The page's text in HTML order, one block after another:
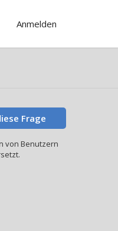
Anmelden
Frage
von Benutzern